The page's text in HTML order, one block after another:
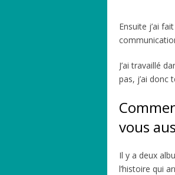
Ensuite j’ai
J’ai travaillé
pas, j’ai donc
vous
Il y a deux
l’histoire qui